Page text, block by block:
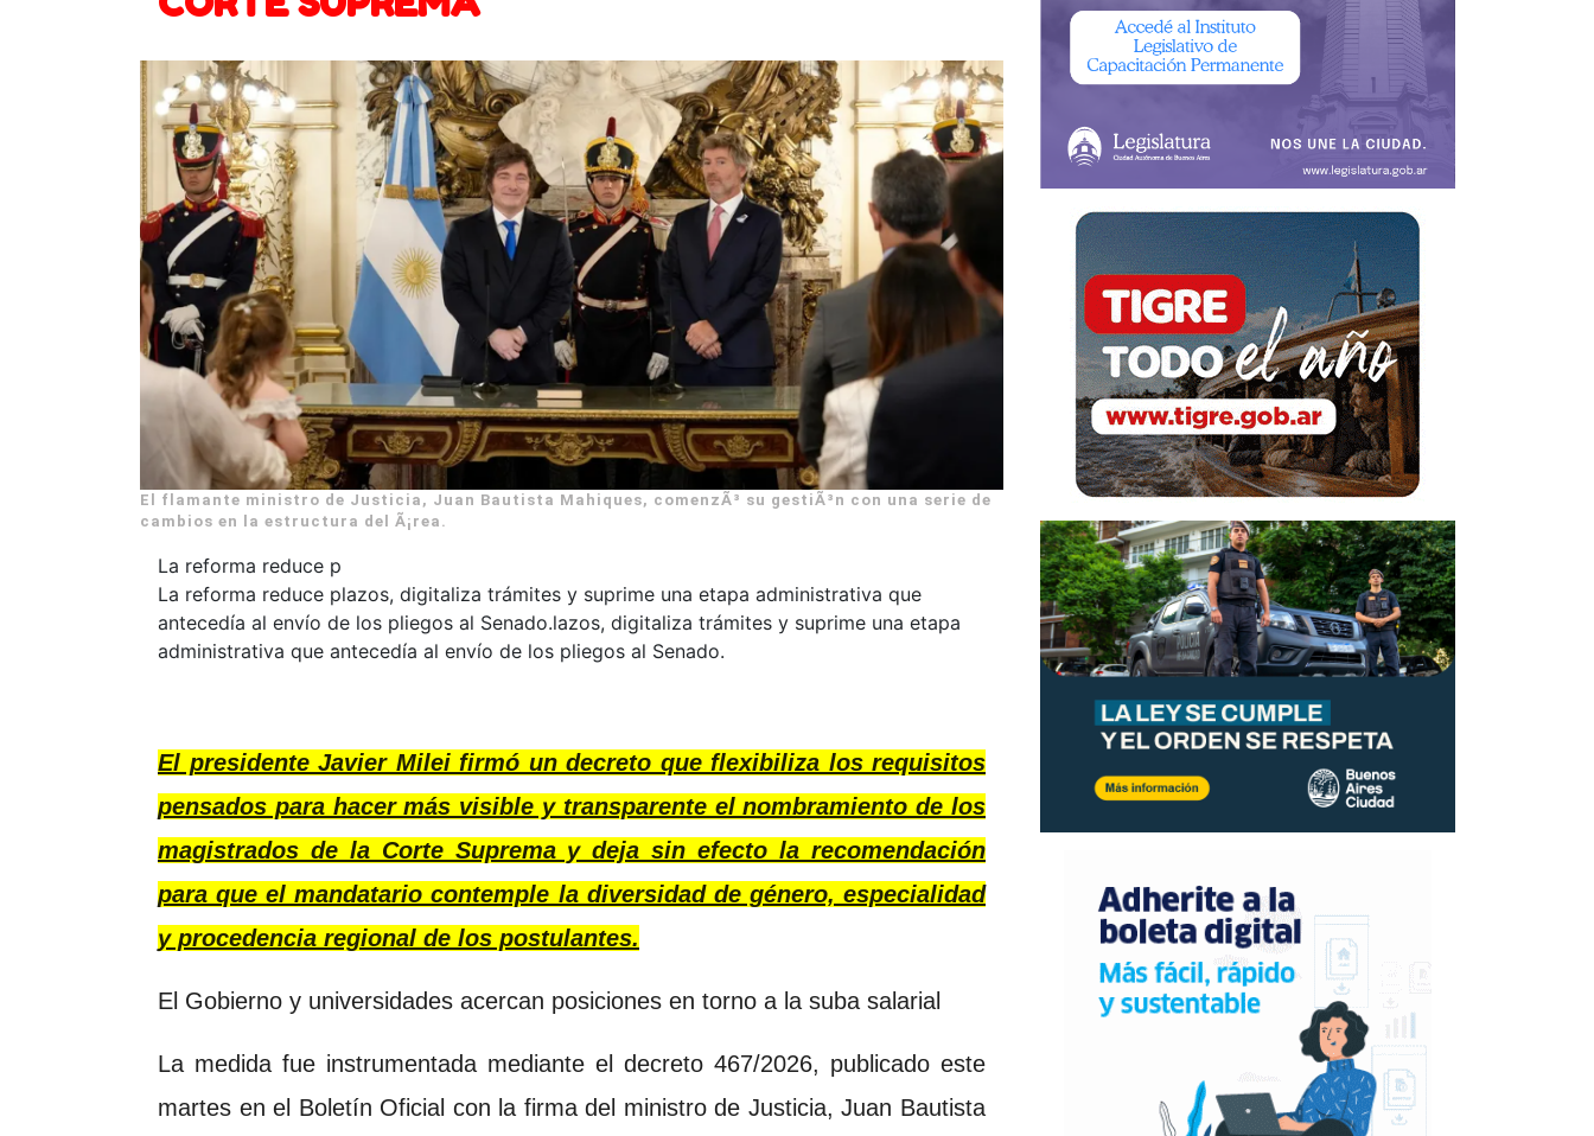
El flamante ministro de Justicia, Juan Bautista Mahiques, comenzÃ³ su gestiÃ³n con una serie de
cambios en la estructura del Ã¡rea.
La reforma reduce p
La reforma reduce plazos, digitaliza trámites y suprime una etapa administrativa que
antecedía al envío de los pliegos al Senado.lazos, digitaliza trámites y suprime una etapa
administrativa que antecedía al envío de los pliegos al Senado.
El presidente Javier Milei firmó un decreto que flexibiliza los requisitos
pensados para hacer más visible y transparente el nombramiento de los
magistrados de la Corte Suprema y deja sin efecto la recomendación
para que el mandatario contemple la diversidad de género, especialidad
y procedencia regional de los postulantes.
El Gobierno y universidades acercan posiciones en torno a la suba salarial
La medida fue instrumentada mediante el decreto 467/2026, publicado este
martes en el Boletín Oficial con la firma del ministro de Justicia, Juan Bautista